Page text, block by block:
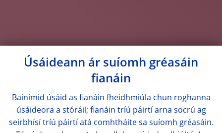
Úsáideann ár suíomh gréasáin
fianáin
Bainimid úsáid as fianáin fheidhmiúla chun roghanna
úsáideora a stóráil; fianáin tríú páirtí arna socrú ag
seirbhísí tríú páirtí atá comhtháite sa suíomh gréasáin.